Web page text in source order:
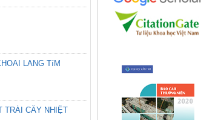
LANG TíM
TRÁI CÂY NHIỆT